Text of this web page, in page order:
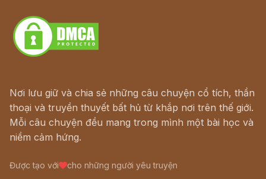
Nơi lưu giữ và chia sẻ những câu chuyện cổ tích, thần
thoại và truyền thuyết bất hủ từ khắp nơi trên thế giới.
Mỗi câu chuyện đều mang trong mình một bài học và
niềm cảm hứng.
Được tạo với cho những người yêu truyện